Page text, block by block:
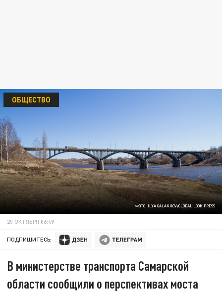
ФОТО: ILYA GALAKHOV/GLOBAL LOOK PRESS
ОБЩЕСТВО
25 ОКТЯБРЯ 06:49
ПОДПИШИТЕСЬ:
В министерстве транспорта Самарской
области сообщили о перспективах моста